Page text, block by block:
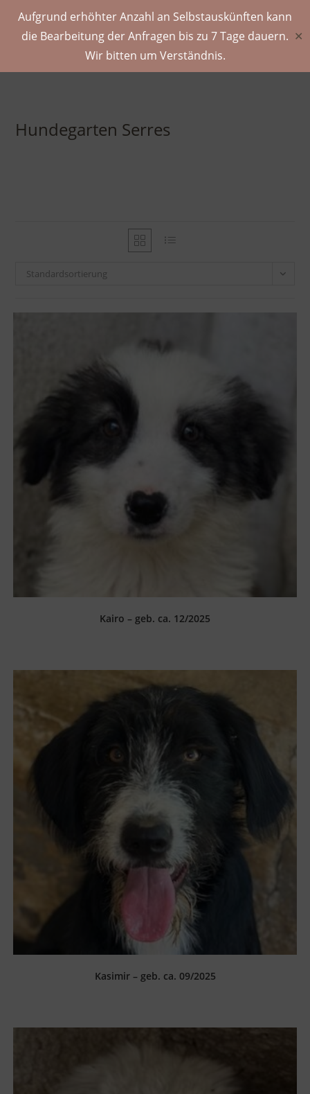
Aufgrund erhöhter Anzahl an Selbstauskünften kann
die Bearbeitung der Anfragen bis zu 7 Tage dauern.
Wir bitten um Verständnis.
✕
Hundegarten Serres
Standardsortierung
Kairo – geb. ca. 12/2025
Kasimir – geb. ca. 09/2025